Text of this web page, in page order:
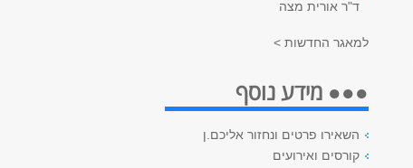
ד"ר אורית מצה
למאגר החדשות >
●●● מידע נוסף
השאירו פרטים ונחזור אליכם.ן
קורסים ואירועים